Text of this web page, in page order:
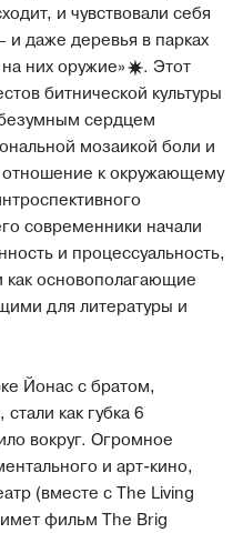
и чувствовали себя
и даже деревья в парках
нихоружие»
. Этот
битнической культуры
сердцем
мозаикой боли и
отношение к окружающему
современники начали
и процессуальность,
основополагающие
для литературы и
Йонас с братом,
как губка 6
вокруг. Огромное
и арт-кино,
(вместе с The Living
фильм The Brig